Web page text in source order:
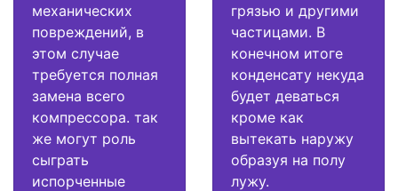
механических
повреждений, в
этом случае
требуется полная
замена всего
компрессора. так
же могут роль
сыграть
испорченные
грязью и другими
частицами. В
конечном итоге
конденсату некуда
будет деваться
кроме как
вытекать наружу
образуя на полу
лужу.